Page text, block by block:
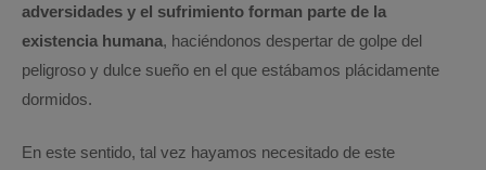
adversidades y el sufrimiento forman parte de la
existencia humana, haciéndonos despertar de golpe del
peligroso y dulce sueño en el que estábamos plácidamente
dormidos.
En este sentido, tal vez hayamos necesitado de este